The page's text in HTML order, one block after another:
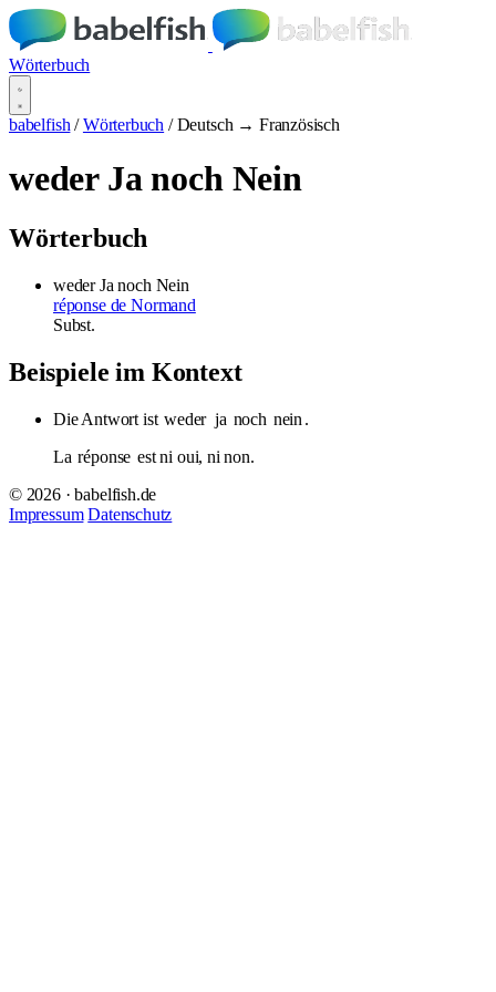
Wörterbuch
babelfish / Wörterbuch / Deutsch → Französisch
weder Ja noch Nein
Wörterbuch
weder Ja noch Nein
réponse de Normand
Subst.
Beispiele im Kontext
Die Antwort ist weder ja noch nein .
La réponse est ni oui, ni non.
© 2026 · babelfish.de
Impressum Datenschutz